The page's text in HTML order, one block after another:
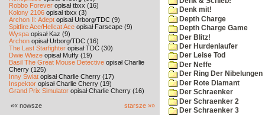
Robbo Forever opisał tbxx (16)
Kolony 2106 opisał tbxx (3)
Archon II: Adept opisał Urborg/TDC (9)
Spitfire Ace/Hellcat Ace opisał Farscape (9)
Wyspa opisał Kaz (9)
Archon opisał Urborg/TDC (16)
The Last Starfighter opisał TDC (30)
Dwie Wieże opisał Muffy (19)
Basil The Great Mouse Detective opisał Charlie
Cherry (125)
Inny Świat opisał Charlie Cherry (17)
Inspektor opisał Charlie Cherry (19)
Grand Prix Simulator opisał Charlie Cherry (16)
«« nowsze starsze »»
Denk mit!
Depth Charge
Depth Charge Game
Der Blitz!
Der Hurdenlaufer
Der Leise Tod
Der Neffe
Der Ring Der Nibelungen
Der Rote Diamant
Der Schraenker
Der Schraenker 2
Der Schraenker 3